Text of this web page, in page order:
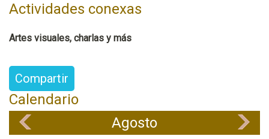
Actividades conexas
Artes visuales, charlas y más
Compartir
Calendario
Agosto